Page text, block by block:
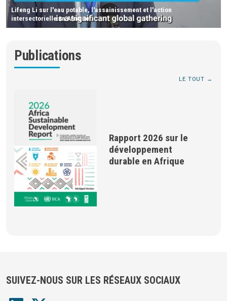
Lifeng Li sur l'eau potable, l'assainissement et l'action
intersectorielle en Afrique
Publications
LE TOUT
Rapport 2026 sur le
développement
durable en Afrique
SUIVEZ-NOUS SUR LES RÉSEAUX SOCIAUX